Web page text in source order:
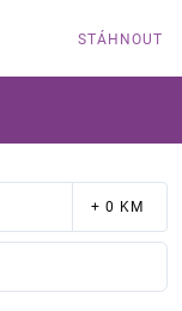
STÁHNOUT
+ 0 KM